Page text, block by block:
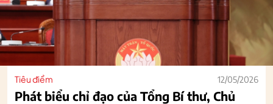
Tiêu điểm 12/05/2026
Phát biểu chỉ đạo của Tổng Bí thư, Chủ